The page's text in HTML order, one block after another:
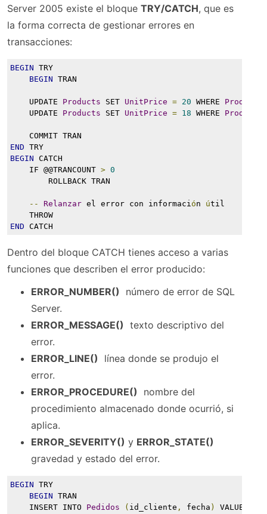
Server 2005 existe el bloque TRY/CATCH, que es
la forma correcta de gestionar errores en
transacciones:
BEGIN TRY
BEGIN TRAN
UPDATE Products SET UnitPrice = 20 WHERE
UPDATE Products SET UnitPrice = 18 WHERE
COMMIT TRAN
END TRY
BEGIN CATCH
IF @@TRANCOUNT > 0
ROLLBACK TRAN
-- Relanzar el error con informaci ón útil
THROW
END CATCH
Dentro del bloque CATCH tienes acceso a varias
funciones que describen el error producido:
ERROR_NUMBER()  número de error de SQL
Server.
ERROR_MESSAGE()  texto descriptivo del
error.
ERROR_LINE()  línea donde se produjo el
error.
ERROR_PROCEDURE()  nombre del
procedimiento almacenado donde ocurrió, si
aplica.
ERROR_SEVERITY() y ERROR_STATE()
gravedad y estado del error.
BEGIN TRY
BEGIN TRAN
INSERT INTO Pedidos ( id_cliente , fecha ) VALUES